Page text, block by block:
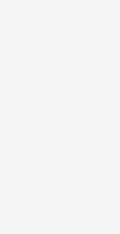
als
Tätigkeit in
Herausforderung